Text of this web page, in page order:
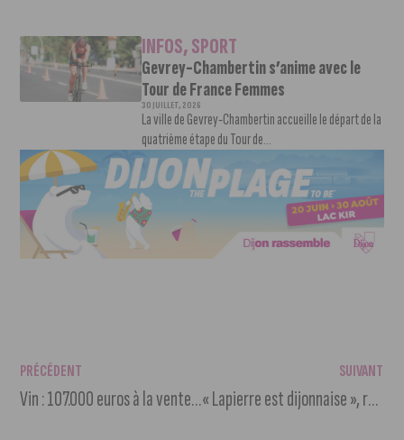
INFOS,SPORT
Gevrey-Chambertin s’anime avec le
Tour de France Femmes
30 JUILLET, 2026
La ville de Gevrey-Chambertin accueille le départ de la
quatrième étape du Tour de...
PRÉCÉDENT
Vin : 107.000 euros à la vente aux enchères des panneaux d’appellation
SUIVANT
« Lapierre est dijonnaise », réaffirme son DG William Perrier